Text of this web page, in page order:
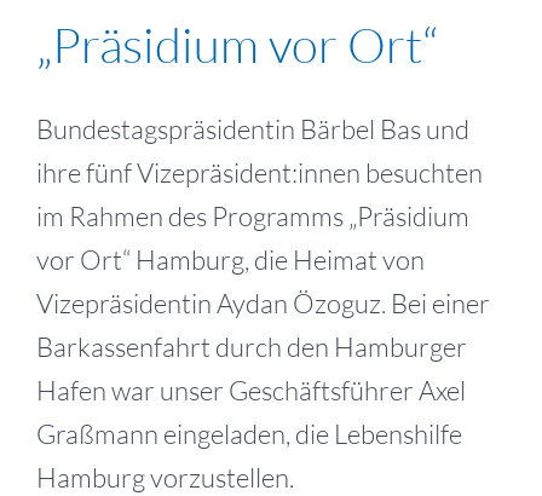
„Präsidium vor Ort“
Bundestagspräsidentin Bärbel Bas und
ihre fünf Vizepräsident:innen besuchten
im Rahmen des Programms „Präsidium
vor Ort“ Hamburg, die Heimat von
Vizepräsidentin Aydan Özoguz. Bei einer
Barkassenfahrt durch den Hamburger
Hafen war unser Geschäftsführer Axel
Graßmann eingeladen, die Lebenshilfe
Hamburg vorzustellen.